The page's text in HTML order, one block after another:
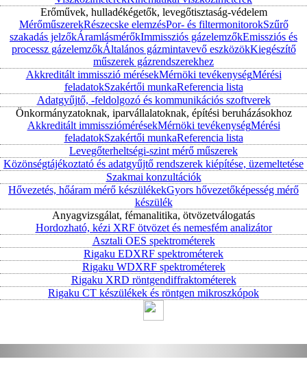
Erőművek, hulladékégetők, levegőtisztaság-védelem
MérőműszerekRészecske elemzésPor- és filtermonitorokSzűrő
szakadás jelzőkÁramlásmérőkImmissziós gázelemzőkEmissziós és
processz gázelemzőkÁltalános gázmintavevő eszközökKiegészítő
műszerek gázrendszerekhez
Akkreditált immisszió mérésekMérnöki tevékenységMérési
feladatokSzakértői munkaReferencia lista
Adatgyűjtő, -feldolgozó és kommunikációs szoftverek
Önkormányzatoknak, iparvállalatoknak, építési beruházásokhoz
Akkreditált immissziómérésekMérnöki tevékenységMérési
feladatokSzakértői munkaReferencia lista
Levegőterheltségi-szint mérő műszerek
Közönségtájékoztató és adatgyűjtő rendszerek kiépítése, üzemeltetése
Szakmai konzultációk
Hővezetés, hőáram mérő készülékekGyors hővezetőképesség mérő
készülék
Anyagvizsgálat, fémanalitika, ötvözetválogatás
Hordozható, kézi XRF ötvözet és nemesfém analizátor
Asztali OES spektrométerek
Rigaku EDXRF spektrométerek
Rigaku WDXRF spektrométerek
Rigaku XRD röntgendiffraktométerek
Rigaku CT készülékek és röntgen mikroszkópok